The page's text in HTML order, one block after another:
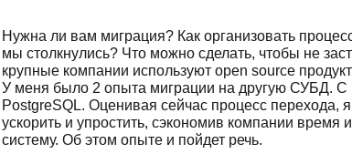
Нужна ли вам миграция? Как организовать
мы столкнулись? Что можно сделать, чтобы не
крупные компании используют open source
У меня было 2 опыта миграции на другую СУБД. С
PostgreSQL. Оценивая сейчас процесс перехода,
ускорить и упростить, сэкономив компании время
систему. Об этом опыте и пойдет речь.